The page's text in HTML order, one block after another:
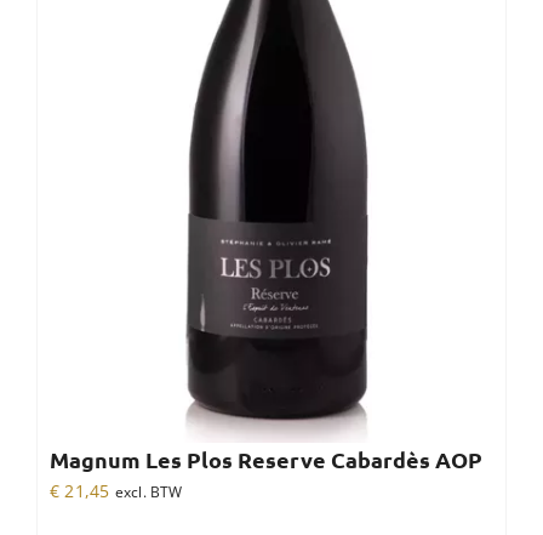
Magnum Les Plos Reserve Cabardès AOP
€ 21,45 excl. BTW